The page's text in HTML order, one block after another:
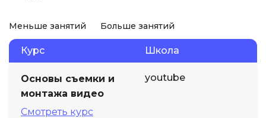
Меньше занятий Больше занятий
Курс Школа
Основы съемки и
монтажа видео
Смотреть курс
youtube